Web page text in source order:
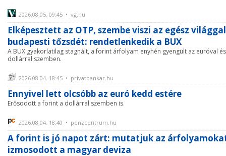
2026.08.05. 09:45 • vg.hu
Elképesztett az OTP, szembe viszi az egész
budapesti tőzsdét: rendetlenkedik a BUX
A BUX gyakorlatilag stagnált, a forint árfolyam enyhén gyengült az euróval
dollárral szemben.
2026.08.04. 18:45 • privatbankar.hu
Ennyivel lett olcsóbb az euró kedd estére
Erősödött a forint a dollárral szemben is.
2026.08.04. 18:40 • penzcentrum.hu
A forint is jó napot zárt: mutatjuk az
izmosodott a magyar deviza